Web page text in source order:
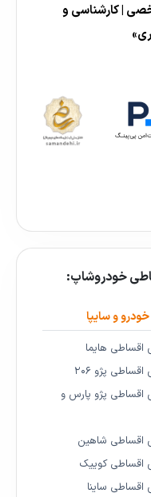
| کارشناسی و
خودروشاپ:
خودرو و سایپا
هایما
پژو ۲۰۶
پژو پارس و
اقساطی شاهین
اقساطی کوییک
ساینا